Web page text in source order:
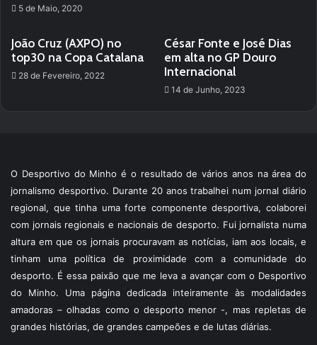
5 de Maio, 2020
João Cruz (AXPO) no
top30 na Copa Catalana
28 de Fevereiro, 2022
César Fonte e José Dias
em alta no GP Douro
Internacional
14 de Junho, 2023
O Desportivo do Minho é o resultado de vários anos na área do
jornalismo desportivo. Durante 20 anos trabalhei num jornal diário
regional, que tinha uma forte componente desportiva, colaborei
com jornais regionais e nacionais de desporto. Fui jornalista numa
altura em que os jornais procuravam as notícias, iam aos locais, e
tinham uma política de proximidade com a comunidade do
desporto. É essa paixão que me leva a avançar com o Desportivo
do Minho. Uma página dedicada inteiramente às modalidades
amadoras – olhadas como o desporto menor -, mas repletas de
grandes histórias, de grandes campeões e de lutas diárias.